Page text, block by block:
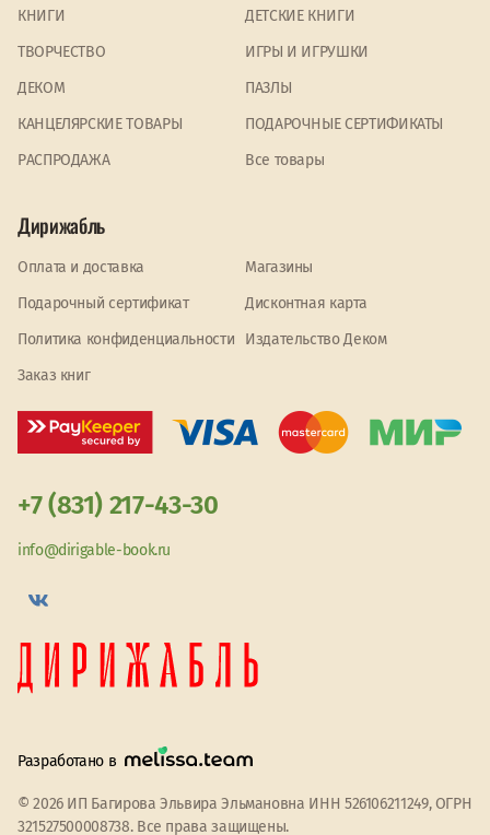
КНИГИ
ДЕТСКИЕ КНИГИ
ТВОРЧЕСТВО
ИГРЫ И ИГРУШКИ
ДЕКОМ
ПАЗЛЫ
КАНЦЕЛЯРСКИЕ ТОВАРЫ
ПОДАРОЧНЫЕ СЕРТИФИКАТЫ
PАСПРОДАЖА
Все товары
Дирижабль
Оплата и доставка
Магазины
Подарочный сертификат
Дисконтная карта
Политика конфиденциальности
Издательство Деком
Заказ книг
+7 (831) 217-43-30
info@dirigable-book.ru
Разработано в
© 2026 ИП Багирова Эльвира Эльмановна ИНН 526106211249, ОГРН
321527500008738. Все права защищены.